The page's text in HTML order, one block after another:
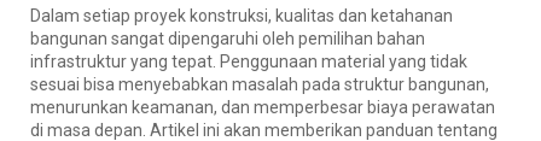
Dalam setiap proyek konstruksi, kualitas dan ketahanan
bangunan sangat dipengaruhi oleh pemilihan bahan
infrastruktur yang tepat. Penggunaan material yang tidak
sesuai bisa menyebabkan masalah pada struktur bangunan,
menurunkan keamanan, dan memperbesar biaya perawatan
di masa depan. Artikel ini akan memberikan panduan tentang